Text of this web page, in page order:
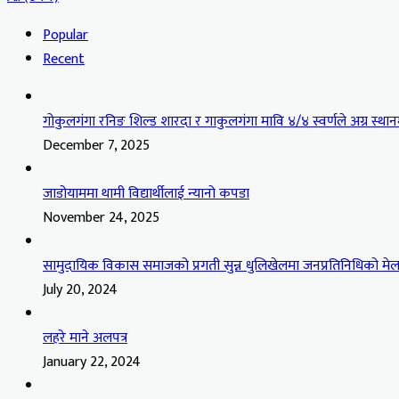
Popular
Recent
गोकुलगंगा रनिङ शिल्ड शारदा र गाकुलगंगा मावि ४/४ स्वर्णले अग्र
December 7, 2025
जाडोयाममा थामी विद्यार्थीलाई न्यानो कपडा
November 24, 2025
सामुदायिक विकास समाजको प्रगती सुन्न धुलिखेलमा जनप्रतिनिधिको
July 20, 2024
लहरे माने अलपत्र
January 22, 2024